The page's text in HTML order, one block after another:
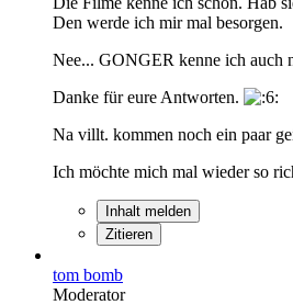
Den werde ich mir mal besorgen.
Nee... GONGER kenne ich auch
Danke für eure Antworten.
Na villt. kommen noch ein paar
Ich möchte mich mal wieder so
Inhalt melden
Zitieren
tom bomb
Moderator